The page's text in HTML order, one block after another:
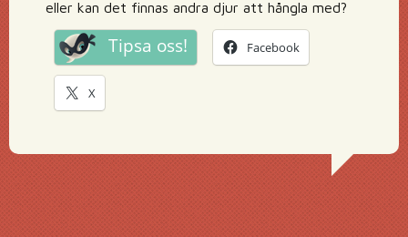
eller kan det finnas andra djur att hångla med?
Tipsa oss! Facebook
X